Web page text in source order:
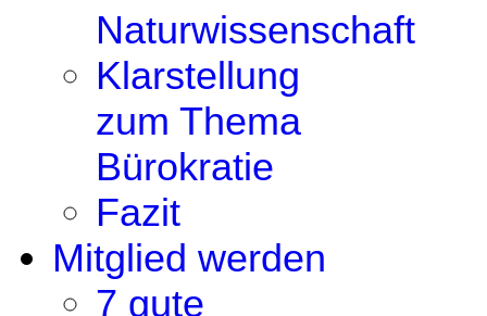
Naturwissenschaft
Klarstellung
zum Thema
Bürokratie
Fazit
Mitglied werden
7 gute